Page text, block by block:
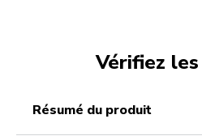
Vérifiez
résumé du produit